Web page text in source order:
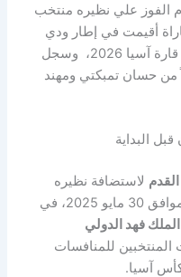
الفوز علي نظيره منتخب
بنتيجة 2-0 في مباراة أقيمت في إطار ودي
استعدادًا لتصفيات كأس العالم عن قارة آسيا 2026، وسجل
حسان تمبكتي ومهند
البداية
لاستضافة نظيره
مساء يوم الجمعة الموافق 30 مايو 2025، في
فهد الدولي
للمنافسات
آسيا.